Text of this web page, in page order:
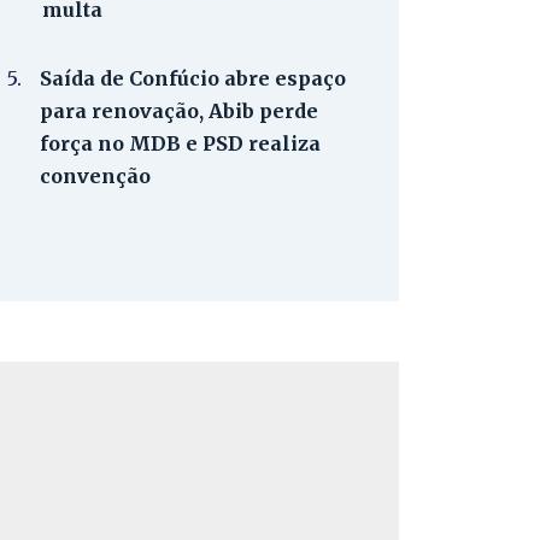
multa
5.
Saída de Confúcio abre espaço
para renovação, Abib perde
força no MDB e PSD realiza
convenção